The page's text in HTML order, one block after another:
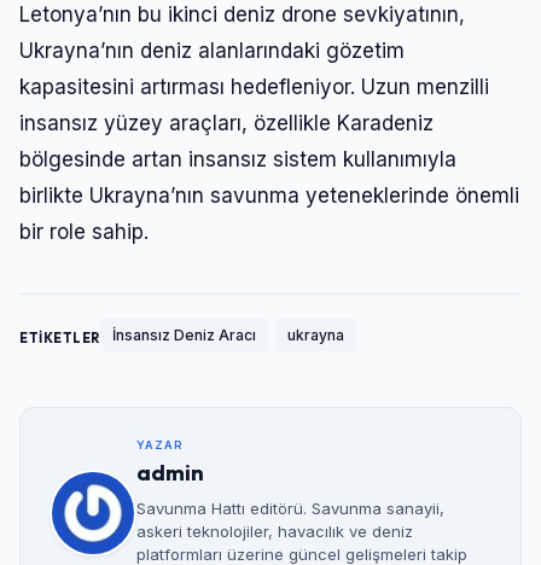
Letonya’nın bu ikinci deniz drone sevkiyatının,
Ukrayna’nın deniz alanlarındaki gözetim
kapasitesini artırması hedefleniyor. Uzun menzilli
insansız yüzey araçları, özellikle Karadeniz
bölgesinde artan insansız sistem kullanımıyla
birlikte Ukrayna’nın savunma yeteneklerinde önemli
bir role sahip.
ETİKETLER İnsansız Deniz Aracı ukrayna
YAZAR
admin
Savunma Hattı editörü. Savunma sanayii,
askeri teknolojiler, havacılık ve deniz
platformları üzerine güncel gelişmeleri takip